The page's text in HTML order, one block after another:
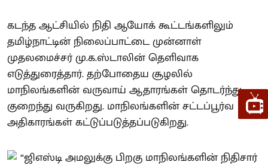
கடந்த ஆட்சியில் நிதி ஆயோக் கூட்டங்களிலும்
தமிழ்நாட்டின் நிலைப்பாட்டை முன்னாள்
முதலமைச்சர் மு.க.ஸ்டாலின் தெளிவாக
எடுத்துரைத்தார். தற்போதைய சூழலில்
மாநிலங்களின் வருவாய் ஆதாரங்கள் தொடர்ந்து
குறைந்து வருகிறது. மாநிலங்களின் சட்டப்பூர்வ
அதிகாரங்கள் கட்டுப்படுத்தப்படுகிறது.